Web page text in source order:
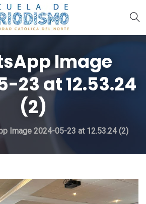
Image
23 at 12.53.24
(2)
Image 2024-05-23 at 12.53.24 (2)